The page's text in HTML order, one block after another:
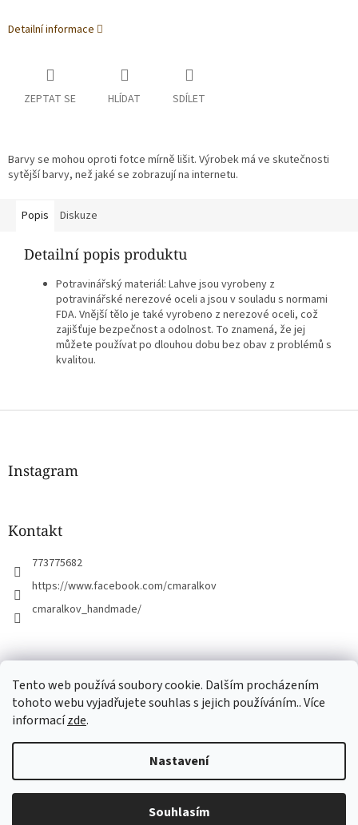
Tento web používá soubory cookie. Dalším procházením
tohoto webu vyjadřujete souhlas s jejich používáním.. Více
informacízde.
Nastavení
Souhlasím
Detailní informace
ZEPTAT SE HLÍDAT SDÍLET
Barvy se mohou oproti fotce mírně lišit. Výrobek má ve skutečnosti
sytější barvy, než jaké se zobrazují na internetu.
Popis Diskuze
Detailní popis produktu
Potravinářský materiál: Lahve jsou vyrobeny z
potravinářské nerezové oceli a jsou v souladu s normami
FDA. Vnější tělo je také vyrobeno z nerezové oceli, což
zajišťuje bezpečnost a odolnost. To znamená, že jej
můžete používat po dlouhou dobu bez obav z problémů s
kvalitou.
Z
Instagram
Kontakt
773775682
https://www.facebook.com/cmaralkov
cmaralkov_handmade/
Copyright 2026Čmáralkov. Všechna práva vyhrazena.Upravit
nastavení cookies